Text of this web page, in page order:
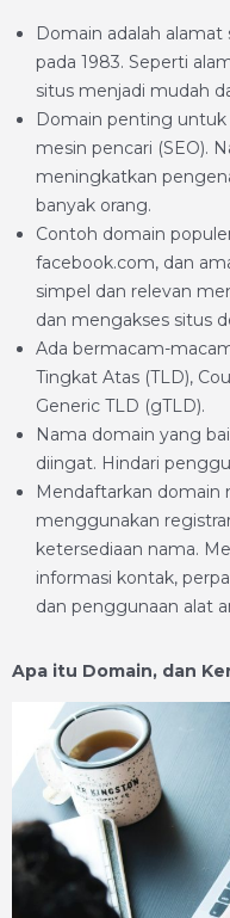
Domain adalah
pada 1983. Seperti
situs menjadi mudah
Domain penting
mesin pencari (SEO).
meningkatkan
banyak orang.
Contoh domain
facebook.com, dan
simpel dan relevan
dan mengakses situs
Ada bermacam-
Tingkat Atas (TLD),
Generic TLD (gTLD).
Nama domain yang
diingat. Hindari
Mendaftarkan domain
menggunakan
ketersediaan nama.
informasi kontak,
dan penggunaan alat
Apa itu Domain, dan